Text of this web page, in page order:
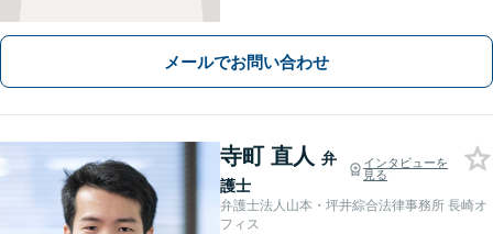
メールでお問い合わせ
寺町 直人 弁
護士
インタビューを
見る
弁護士法人山本・坪井綜合法律事務所 長崎オ
フィス